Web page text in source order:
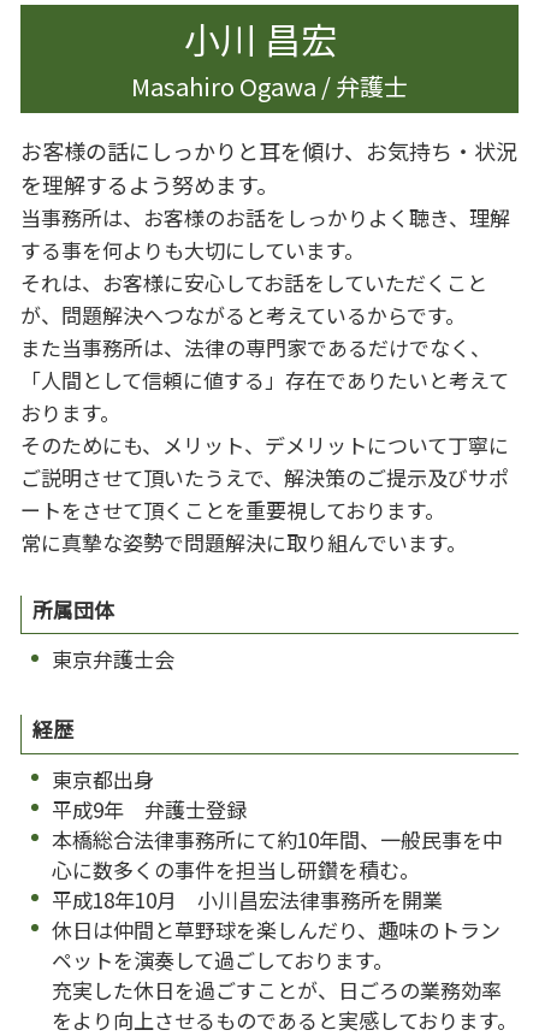
小川 昌宏
Masahiro Ogawa / 弁護士
お客様の話にしっかりと耳を傾け、お気持ち・状況
を理解するよう努めます。
当事務所は、お客様のお話をしっかりよく聴き、理解
する事を何よりも大切にしています。
それは、お客様に安心してお話をしていただくこと
が、問題解決へつながると考えているからです。
また当事務所は、法律の専門家であるだけでなく、
「人間として信頼に値する」存在でありたいと考えて
おります。
そのためにも、メリット、デメリットについて丁寧に
ご説明させて頂いたうえで、解決策のご提示及びサポ
ートをさせて頂くことを重要視しております。
常に真摯な姿勢で問題解決に取り組んでいます。
所属団体
東京弁護士会
経歴
東京都出身
平成9年 弁護士登録
本橋総合法律事務所にて約10年間、一般民事を中
心に数多くの事件を担当し研鑽を積む。
平成18年10月 小川昌宏法律事務所を開業
休日は仲間と草野球を楽しんだり、趣味のトラン
ペットを演奏して過ごしております。
充実した休日を過ごすことが、日ごろの業務効率
をより向上させるものであると実感しております。